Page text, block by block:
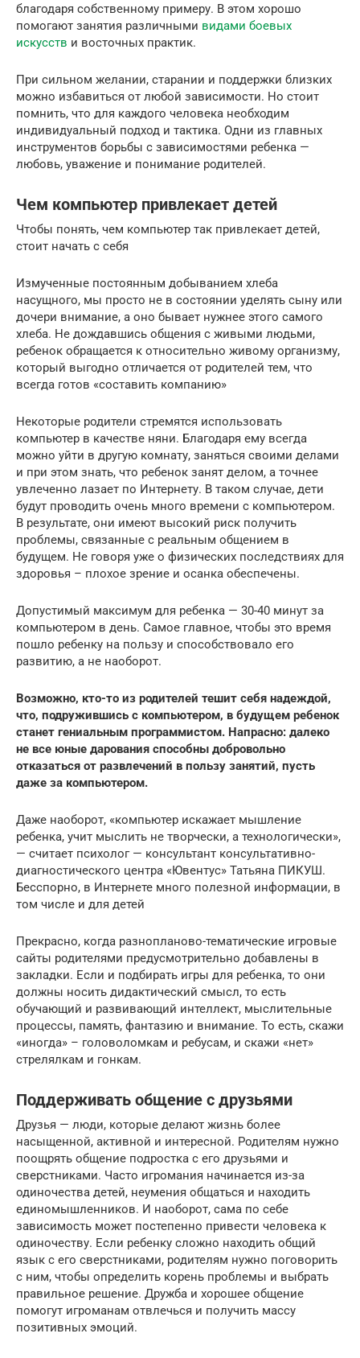
благодаря собственному примеру. В этом хорошо
помогают занятия различными видами боевых
искусств и восточных практик.
При сильном желании, старании и поддержки близких
можно избавиться от любой зависимости. Но стоит
помнить, что для каждого человека необходим
индивидуальный подход и тактика. Одни из главных
инструментов борьбы с зависимостями ребенка —
любовь, уважение и понимание родителей.
Чем компьютер привлекает детей
Чтобы понять, чем компьютер так привлекает детей,
стоит начать с себя
Измученные постоянным добыванием хлеба
насущного, мы просто не в состоянии уделять сыну или
дочери внимание, а оно бывает нужнее этого самого
хлеба. Не дождавшись общения с живыми людьми,
ребенок обращается к относительно живому организму,
который выгодно отличается от родителей тем, что
всегда готов «составить компанию»
Некоторые родители стремятся использовать
компьютер в качестве няни. Благодаря ему всегда
можно уйти в другую комнату, заняться своими делами
и при этом знать, что ребенок занят делом, а точнее
увлеченно лазает по Интернету. В таком случае, дети
будут проводить очень много времени с компьютером.
В результате, они имеют высокий риск получить
проблемы, связанные с реальным общением в
будущем. Не говоря уже о физических последствиях для
здоровья – плохое зрение и осанка обеспечены.
Допустимый максимум для ребенка — 30-40 минут за
компьютером в день. Самое главное, чтобы это время
пошло ребенку на пользу и способствовало его
развитию, а не наоборот.
Возможно, кто-то из родителей тешит себя надеждой,
что, подружившись с компьютером, в будущем ребенок
станет гениальным программистом. Напрасно: далеко
не все юные дарования способны добровольно
отказаться от развлечений в пользу занятий, пусть
даже за компьютером.
Даже наоборот, «компьютер искажает мышление
ребенка, учит мыслить не творчески, а технологически»,
— считает психолог — консультант консультативно-
диагностического центра «Ювентус» Татьяна ПИКУШ.
Бесспорно, в Интернете много полезной информации, в
том числе и для детей
Прекрасно, когда разнопланово-тематические игровые
сайты родителями предусмотрительно добавлены в
закладки. Если и подбирать игры для ребенка, то они
должны носить дидактический смысл, то есть
обучающий и развивающий интеллект, мыслительные
процессы, память, фантазию и внимание. То есть, скажи
«иногда» – головоломкам и ребусам, и скажи «нет»
стрелялкам и гонкам.
Поддерживать общение с друзьями
Друзья — люди, которые делают жизнь более
насыщенной, активной и интересной. Родителям нужно
поощрять общение подростка с его друзьями и
сверстниками. Часто игромания начинается из-за
одиночества детей, неумения общаться и находить
единомышленников. И наоборот, сама по себе
зависимость может постепенно привести человека к
одиночеству. Если ребенку сложно находить общий
язык с его сверстниками, родителям нужно поговорить
с ним, чтобы определить корень проблемы и выбрать
правильное решение. Дружба и хорошее общение
помогут игроманам отвлечься и получить массу
позитивных эмоций.